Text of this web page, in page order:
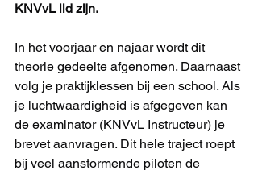
KNVvL lid zijn.
In het voorjaar en najaar wordt dit
theorie gedeelte afgenomen. Daarnaast
volg je praktijklessen bij een school. Als
je luchtwaardigheid is afgegeven kan
de examinator (KNVvL Instructeur) je
brevet aanvragen. Dit hele traject roept
bij veel aanstormende piloten de